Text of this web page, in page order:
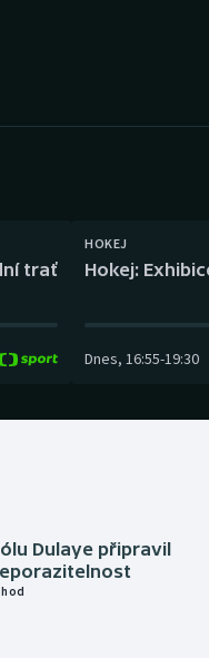
trať
HOKEJ
Hokej:
Dnes, 16:55-19:30
Dulaye připravil